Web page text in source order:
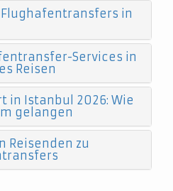
in
Services in
Reisen
in Istanbul 2026: Wie
gelangen
Reisenden zu